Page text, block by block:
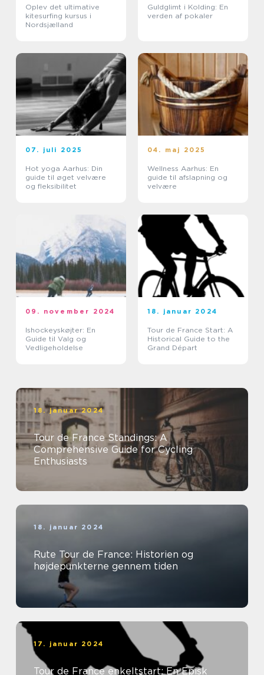
Oplev det ultimative
kitesurfing kursus i
Nordsjælland
Guldglimt i Kolding: En
verden af pokaler
07. juli 2025
Hot yoga Aarhus: Din
guide til øget velvære
og fleksibilitet
04. maj 2025
Wellness Aarhus: En
guide til afslapning og
velvære
09. november 2024
Ishockeyskøjter: En
Guide til Valg og
Vedligeholdelse
18. januar 2024
Tour de France Start: A
Historical Guide to the
Grand Départ
18. januar 2024
Tour de France Standings: A
Comprehensive Guide for Cycling
Enthusiasts
18. januar 2024
Rute Tour de France: Historien og
højdepunkterne gennem tiden
17. januar 2024
Tour de France enkeltstart: En Episk